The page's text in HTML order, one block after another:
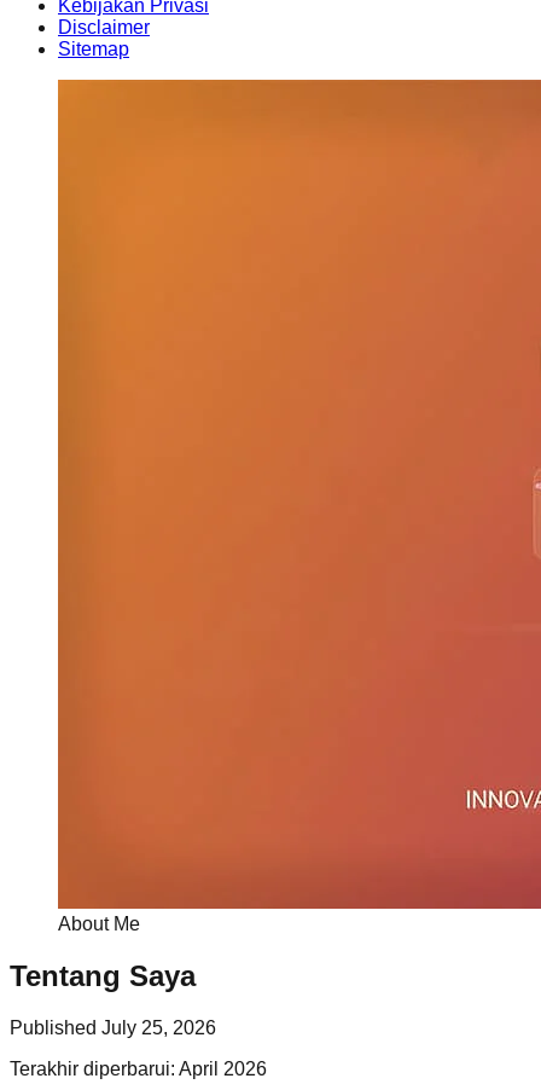
Kebijakan Privasi
Disclaimer
Sitemap
About Me
Tentang Saya
Published July 25, 2026
Terakhir diperbarui: April 2026